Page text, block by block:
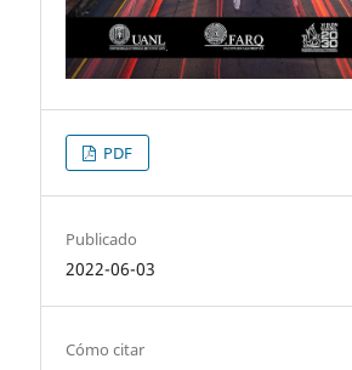
PDF
Publicado
2022-06-03
Cómo citar